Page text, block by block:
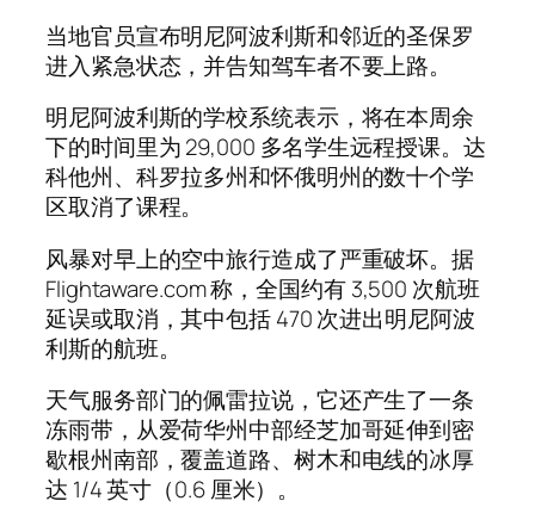
当地官员宣布明尼阿波利斯和邻近的圣保罗
进入紧急状态，并告知驾车者不要上路。
明尼阿波利斯的学校系统表示，将在本周余
下的时间里为 29,000 多名学生远程授课。达
科他州、科罗拉多州和怀俄明州的数十个学
区取消了课程。
风暴对早上的空中旅行造成了严重破坏。据
Flightaware.com 称，全国约有 3,500 次航班
延误或取消，其中包括 470 次进出明尼阿波
利斯的航班。
天气服务部门的佩雷拉说，它还产生了一条
冻雨带，从爱荷华州中部经芝加哥延伸到密
歇根州南部，覆盖道路、树木和电线的冰厚
达 1/4 英寸（0.6 厘米）。